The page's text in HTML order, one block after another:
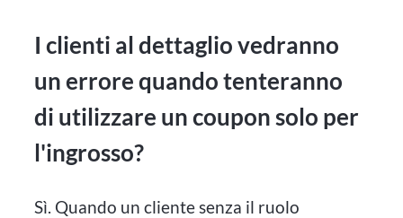
I clienti al dettaglio vedranno
un errore quando tenteranno
di utilizzare un coupon solo per
l'ingrosso?
Sì. Quando un cliente senza il ruolo